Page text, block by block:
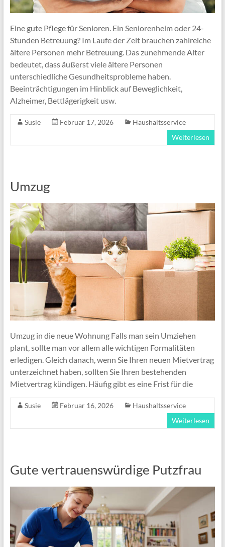
Eine gute Pflege für Senioren. Ein Seniorenheim oder 24-
Stunden Betreuung? Im Laufe der Zeit brauchen zahlreiche
ältere Personen mehr Betreuung. Das zunehmende Alter
bedeutet, dass äußerst viele ältere Personen
unterschiedliche Gesundheitsprobleme haben.
Beeinträchtigungen im Hinblick auf Beweglichkeit,
Alzheimer, Bettlägerigkeit usw.
Susie Februar 17, 2026
Haushaltsservice
Weiterlesen
Umzug
Umzug in die neue Wohnung Falls man sein Umziehen
plant, sollte man vor allem alle wichtigen Formalitäten
erledigen. Gleich danach, wenn Sie Ihren neuen Mietvertrag
unterzeichnet haben, sollten Sie Ihren bestehenden
Mietvertrag kündigen. Häufig gibt es eine Frist für die
Susie Februar 16, 2026
Haushaltsservice
Weiterlesen
Gute vertrauenswürdige Putzfrau